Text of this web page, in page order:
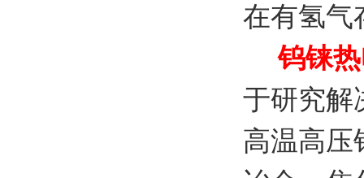
在有氢气
钨铼
于研究解
高温高压